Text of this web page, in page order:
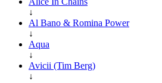
↓
Al Bano & Romina Power
↓
Aqua
↓
Avicii (Tim Berg)
↓